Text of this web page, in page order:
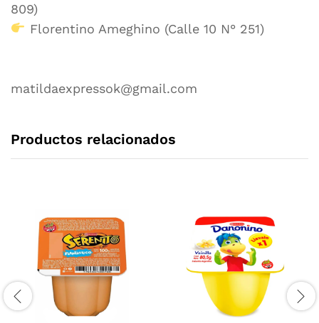
809)
Florentino Ameghino (Calle 10 N° 251)
matildaexpressok@gmail.com
Productos relacionados